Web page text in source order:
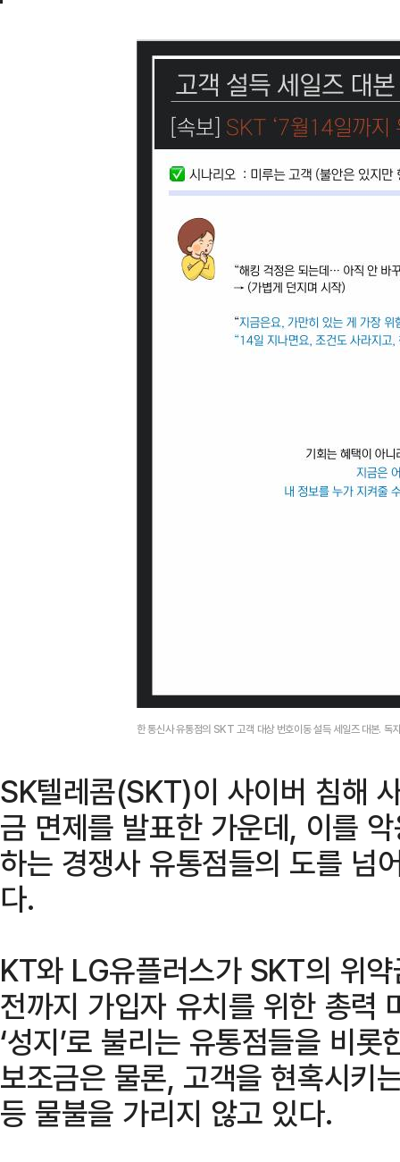
한 통신사 유통점의 SKT 고객 대상 번호이동 설득 세일즈 대본. 독
SK텔레콤(SKT)이 사이버 침해
금 면제를 발표한 가운데, 이를
하는 경쟁사 유통점들의 도를 넘
다.
KT와 LG유플러스가 SKT의 위
전까지 가입자 유치를 위한 총력
‘성지’로 불리는 유통점들을 비
보조금은 물론, 고객을 현혹시키
등 물불을 가리지 않고 있다.